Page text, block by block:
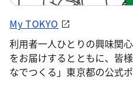
My TOKYO
利用者一人ひとりの興味関
をお届けするとともに、皆
なでつくる」東京都の公式